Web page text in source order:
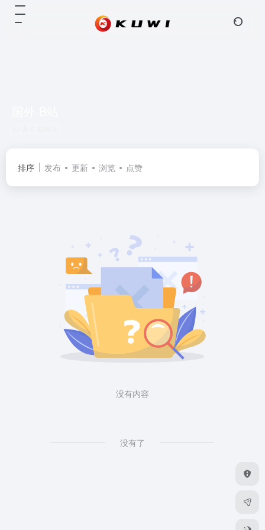
排序 发布 更新 浏览 点赞
没有内容
没有了